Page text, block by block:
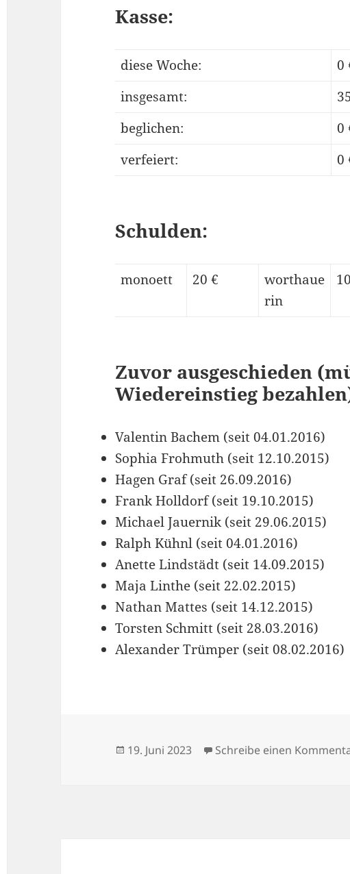
Kasse:
diese Woche:
0
insgesamt:
beglichen:
0
verfeiert:
0
Schulden:
monoett 20 €
worthaue
rin
Zuvor ausgeschieden
Wiedereinstieg
Valentin Bachem (seit 04.01.2016)
Sophia Frohmuth (seit 12.10.2015)
Hagen Graf (seit 26.09.2016)
Frank Holldorf (seit 19.10.2015)
Michael Jauernik (seit 29.06.2015)
Ralph Kühnl (seit 04.01.2016)
Anette Lindstädt (seit 14.09.2015)
Maja Linthe (seit 22.02.2015)
Nathan Mattes (seit 14.12.2015)
Torsten Schmitt (seit 28.03.2016)
Alexander Trümper (seit 08.02.2016)
Veröffentlicht
19. Juni 2023 Schreibe einen